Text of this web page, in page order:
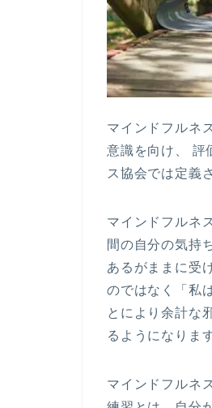
マインドフルネ
意識を向け、 評
ス協会では定義
マインドフルネ
間の自分の気持
あるがままに受
のではなく「私
とにより余計な
るようになります
マインドフルネ